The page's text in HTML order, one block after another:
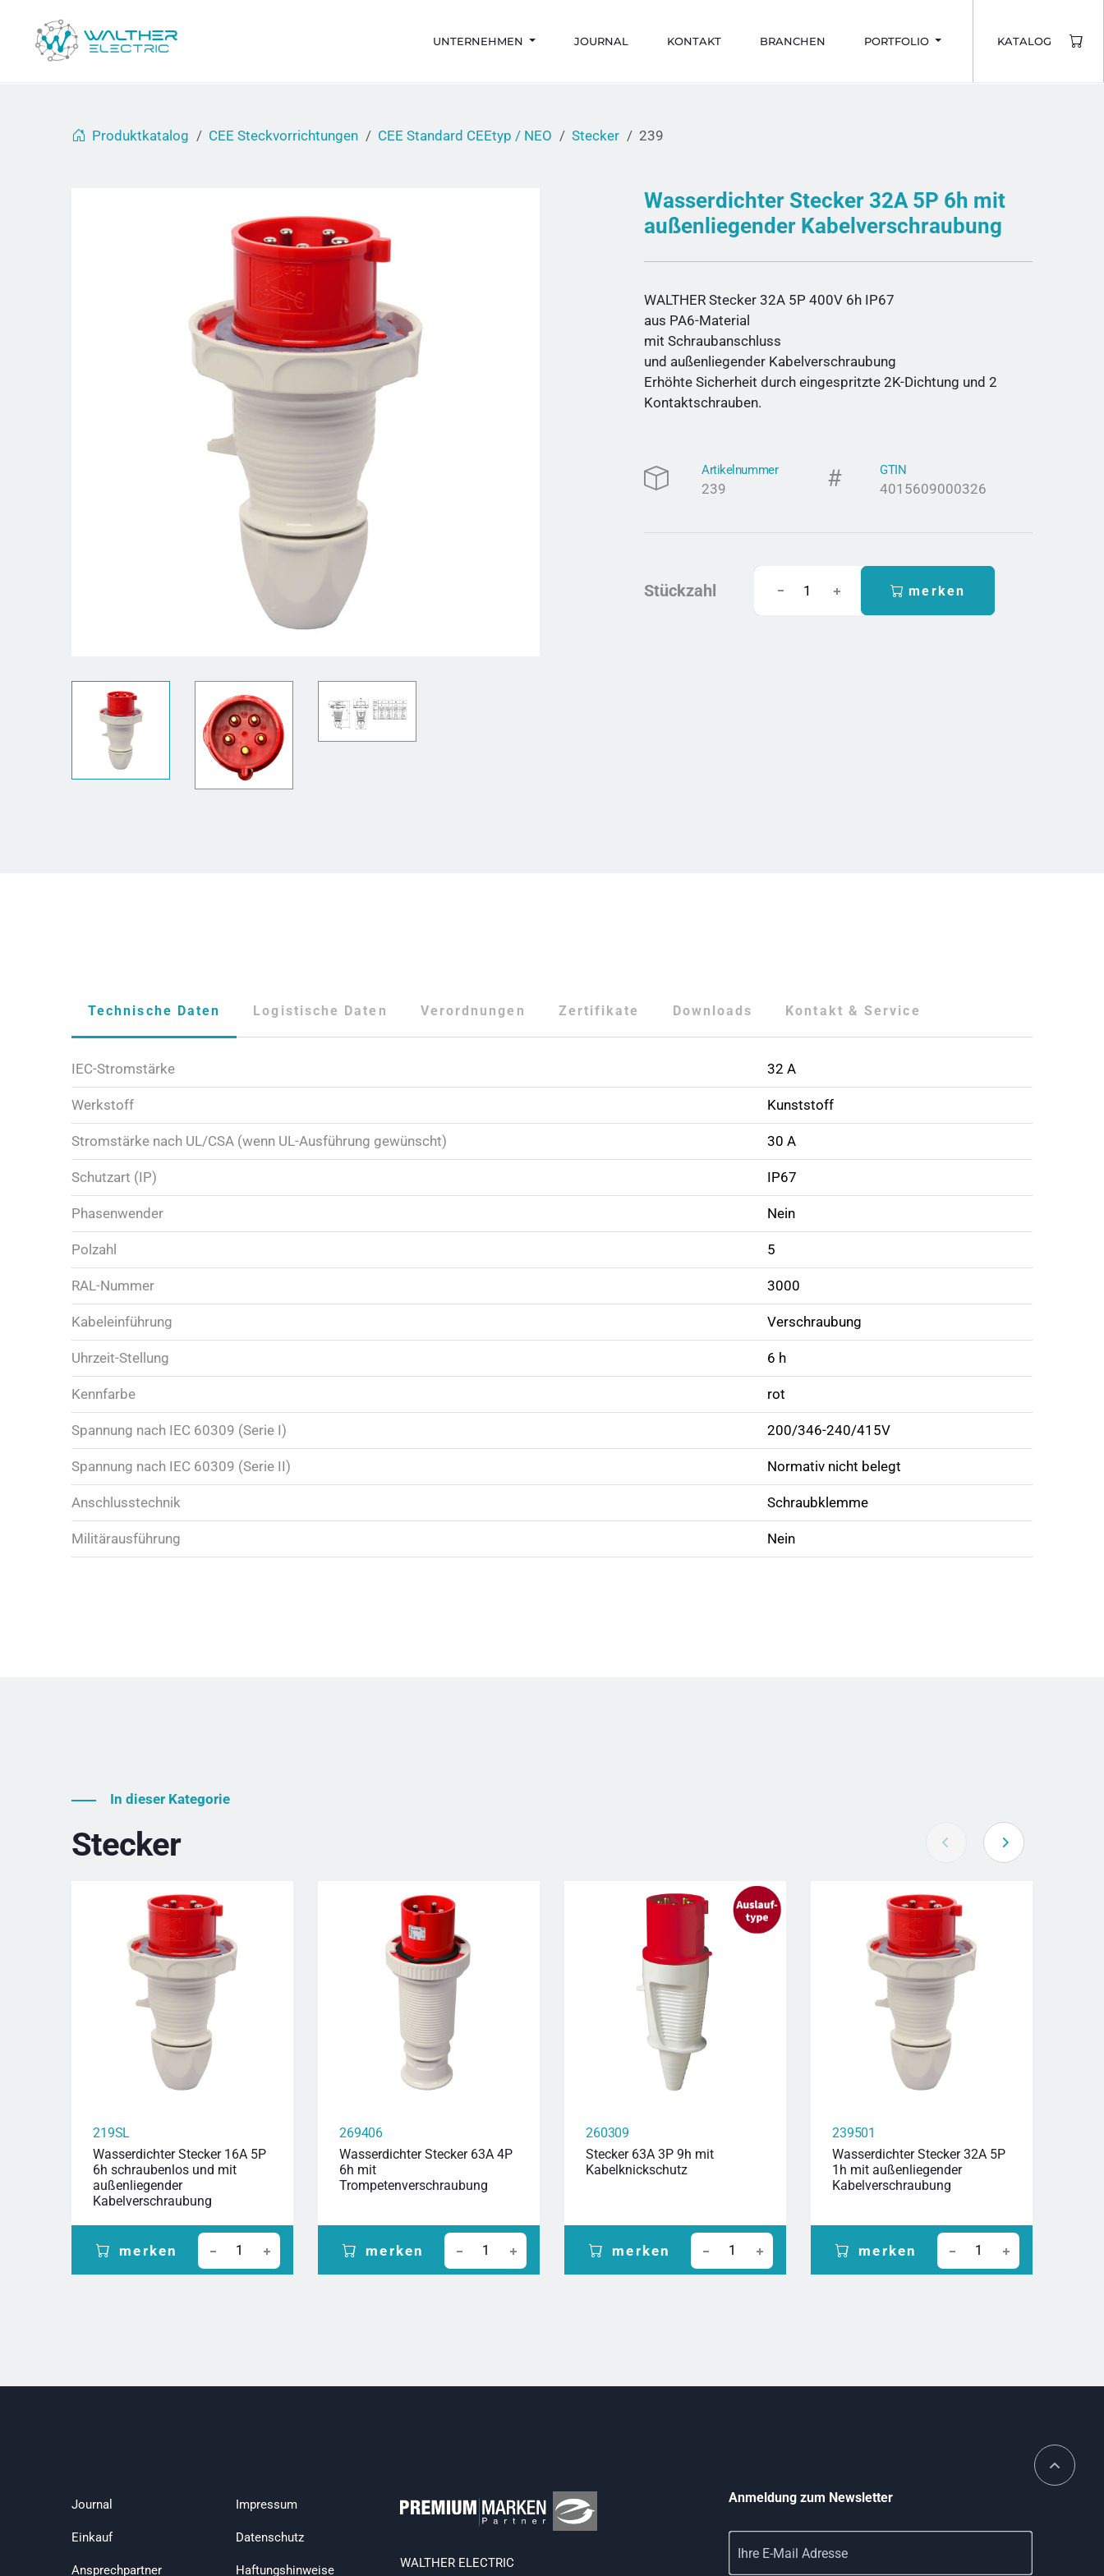
UNTERNEHMEN JOURNAL KONTAKT BRANCHEN PORTFOLIO KATALOG
Produktkatalog CEE Steckvorrichtungen CEE Standard CEEtyp / NEO Stecker 239
Wasserdichter Stecker 32A 5P 6h mit
außenliegender Kabelverschraubung
WALTHER Stecker 32A 5P 400V 6h IP67
aus PA6-Material
mit Schraubanschluss
und außenliegender Kabelverschraubung
Erhöhte Sicherheit durch eingespritzte 2K-Dichtung und 2
Kontaktschrauben.
Artikelnummer
239
GTIN
4015609000326
Stückzahl merken
Technische Daten Logistische Daten Verordnungen Zertifikate Downloads Kontakt & Service
IEC-Stromstärke 32 A
Werkstoff Kunststoff
Stromstärke nach UL/CSA (wenn UL-Ausführung gewünscht) 30 A
Schutzart (IP) IP67
Phasenwender Nein
Polzahl 5
RAL-Nummer 3000
Kabeleinführung Verschraubung
Uhrzeit-Stellung 6 h
Kennfarbe rot
Spannung nach IEC 60309 (Serie I) 200/346-240/415V
Spannung nach IEC 60309 (Serie II) Normativ nicht belegt
Anschlusstechnik Schraubklemme
Militärausführung Nein
In dieser Kategorie
Stecker
219SL
Wasserdichter Stecker 16A 5P
6h schraubenlos und mit
außenliegender
Kabelverschraubung
merken
269406
Wasserdichter Stecker 63A 4P
6h mit
Trompetenverschraubung
merken
260309
Stecker 63A 3P 9h mit
Kabelknickschutz
merken
239501
Wasserdichter Stecker 32A 5P
1h mit außenliegender
Kabelverschraubung
merken
Journal
Einkauf
Ansprechpartner
Impressum
Datenschutz
Haftungshinweise WALTHER ELECTRIC
Anmeldung zum Newsletter